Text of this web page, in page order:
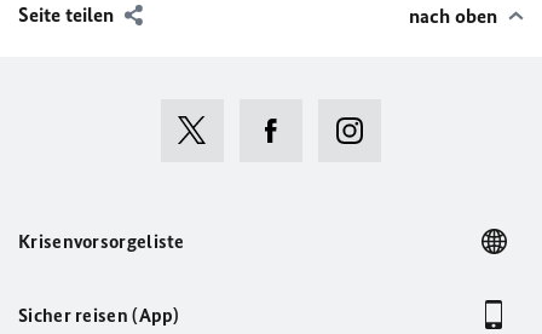
Seite teilen nach oben
Krisenvorsorgeliste
Sicher reisen (App)